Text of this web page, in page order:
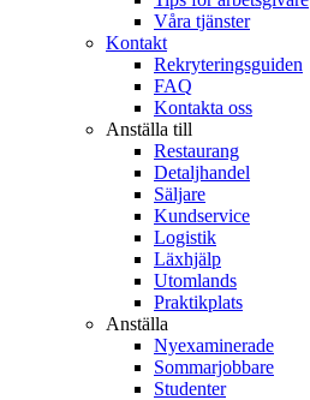
Våra tjänster
Kontakt
Rekryteringsguiden
FAQ
Kontakta oss
Anställa till
Restaurang
Detaljhandel
Säljare
Kundservice
Logistik
Läxhjälp
Utomlands
Praktikplats
Anställa
Nyexaminerade
Sommarjobbare
Studenter